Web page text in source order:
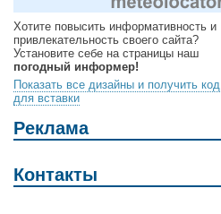
Хотите повысить информативность и
привлекательность своего сайта?
Установите себе на страницы наш
погодный информер!
Показать все дизайны и получить код
для вставки
Реклама
Контакты